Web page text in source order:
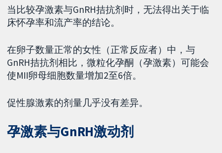
当比较孕激素与GnRH拮抗剂时，无法得出关于临
床怀孕率和流产率的结论。
在卵子数量正常的女性（正常反应者）中，与
GnRH拮抗剂相比，微粒化孕酮（孕激素）可能会
使MII卵母细胞数量增加2至6倍。
促性腺激素的剂量几乎没有差异。
孕激素与GnRH激动剂